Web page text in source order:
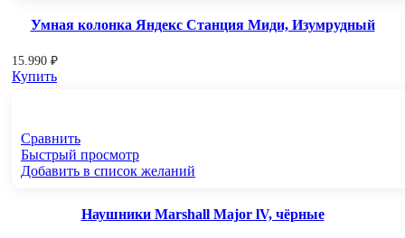
Умная колонка Яндекс Станция Миди, Изумрудный
15.990 ₽
Купить
Сравнить
Быстрый просмотр
Добавить в список желаний
Наушники Marshall Major lV, чёрные